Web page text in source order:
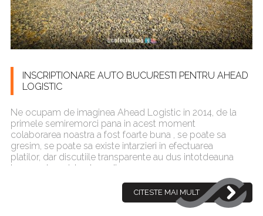
INSCRIPTIONARE AUTO BUCURESTI PENTRU AHEAD
LOGISTIC
Ne ocupam de imaginea Ahead Logistic in 2014, de la
primele semiremorci pana in acest moment
colaborarea noastra a fost foarte buna , se poate sa
gresim, se poate sa existe intarzieri in efectuarea
platilor, dar discutiile transparente au dus intotdeauna
la un parteneriat extraordinar.
CITESTE MAI MULT